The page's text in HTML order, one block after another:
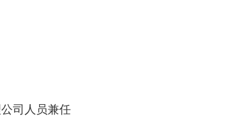
司人员兼任